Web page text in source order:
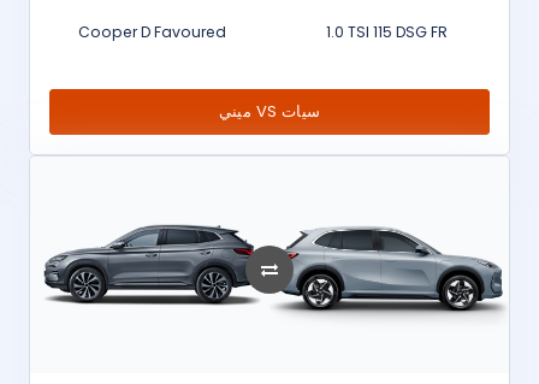
Cooper D Favoured 1.0 TSI 115 DSG FR
ميني VS سيات